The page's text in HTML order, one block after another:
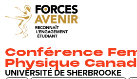
Conférence
Physique
UNIVERSITÉ DE SHERBROOKE